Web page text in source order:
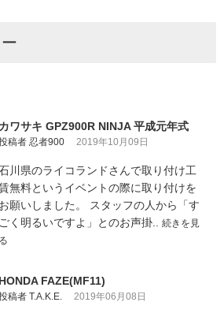
カワサキ GPZ900R NINJA 平成元年式
稿者 忍者900 2019年10月09日
川県のライコランドさんで取り付け工
無料というイベントの際に取り付けを
お願いしました。 スタッフの人から「す
ごく明るいですよ」とのお声掛.. 続きを見
る
HONDA FAZE(MF11)
稿者 T.A.K.E. 2019年06月08日